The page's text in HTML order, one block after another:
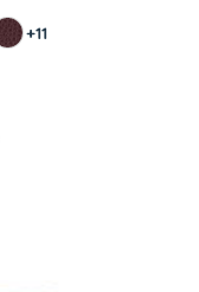
+11